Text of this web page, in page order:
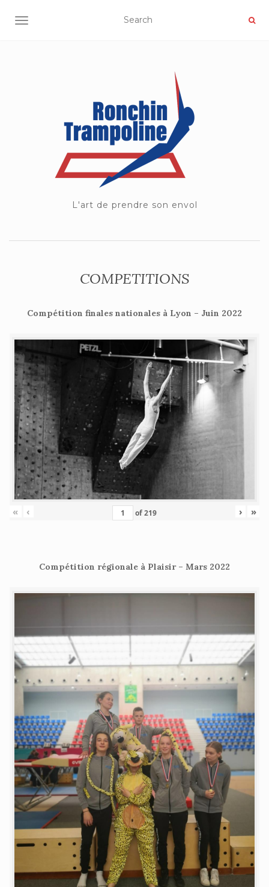
OUVRIR/FERMER LA NAVIGATION
L'art de prendre son envol
COMPETITIONS
Compétition finales nationales à Lyon – Juin 2022
« ‹ of219 › »
Compétition régionale à Plaisir – Mars 2022